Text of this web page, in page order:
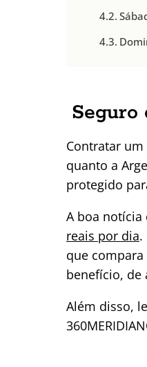
Seguro
Contratar
quanto a
protegido
A boa notícia
reais por dia.
que
benefício, de
Além disso,